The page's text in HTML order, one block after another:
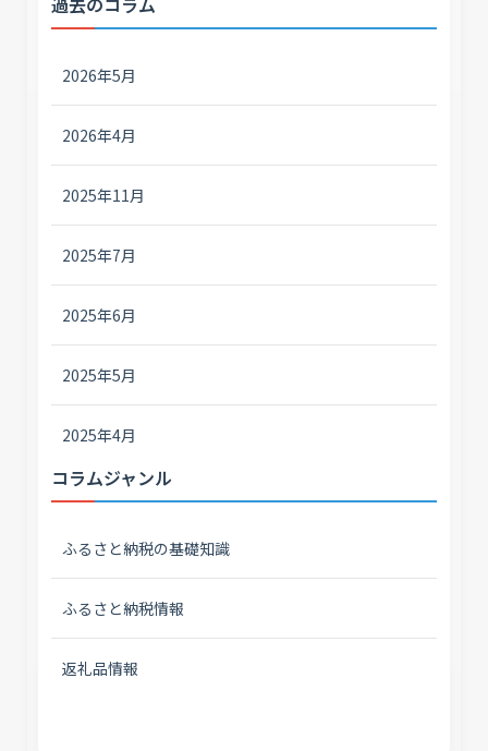
2026年5月
2026年4月
2025年11月
2025年7月
2025年6月
2025年5月
2025年4月
コラムジャンル
ふるさと納税の基礎知識
ふるさと納税情報
返礼品情報